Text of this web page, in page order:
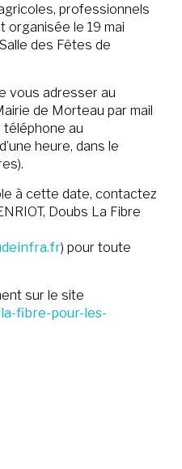
professionnels
organisée le 19 mai
des Fêtes de
vous adresser au
de Morteau par mail
téléphone au
heure, dans le
à cette date, contactez
Doubs La Fibre
) pour toute
sur le site
fibre-pour-les-